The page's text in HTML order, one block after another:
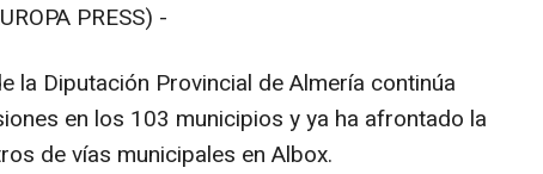
PRESS) -
la Diputación Provincial de Almería continúa
en los 103 municipios y ya ha afrontado la
de vías municipales en Albox.